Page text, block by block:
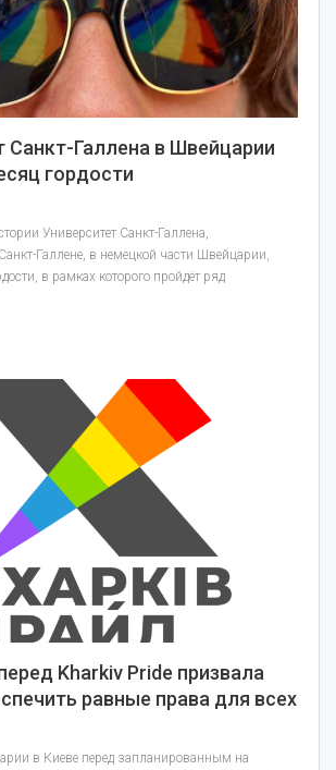
Санкт-Галлена в Швейцарии
гордости
Университет Санкт-Галлена,
Галлене, в немецкой части Швейцарии,
в рамках которого пройдёт ряд
Kharkiv Pride призвала
равные права для всех
в Киеве перед запланированным на